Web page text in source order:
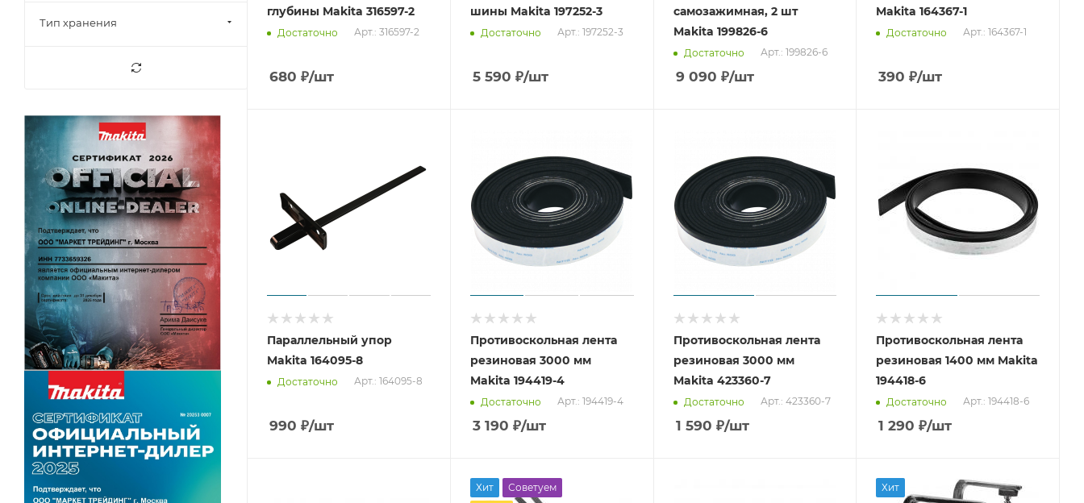
глубины Makita 316597-2
Достаточно Арт.: 316597-2
680 ₽/шт
шины Makita 197252-3
Достаточно Арт.: 197252-3
5 590 ₽/шт
самозажимная, 2 шт
Makita 199826-6
Достаточно Арт.: 199826-6
9 090 ₽/шт
Makita 164367-1
Достаточно Арт.: 164367-1
390 ₽/шт
Параллельный упор
Makita 164095-8
Достаточно Арт.: 164095-8
990 ₽/шт
Противоскольная лента
резиновая 3000 мм
Makita 194419-4
Достаточно Арт.: 194419-4
3 190 ₽/шт
Противоскольная лента
резиновая 3000 мм
Makita 423360-7
Достаточно Арт.: 423360-7
1 590 ₽/шт
Противоскольная лента
резиновая 1400 мм Makita
194418-6
Достаточно Арт.: 194418-6
1 290 ₽/шт
Хит
Советуем
Хит
Тип хранения